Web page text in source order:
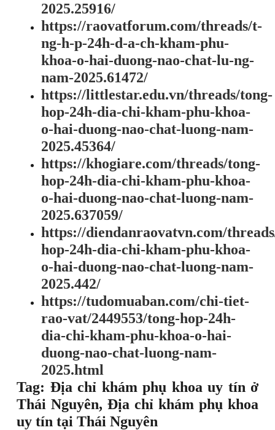
2025.25916/
https://raovatforum.com/threads/t-
ng-h-p-24h-d-a-ch-kham-phu-
khoa-o-hai-duong-nao-chat-lu-ng-
nam-2025.61472/
https://littlestar.edu.vn/threads/tong-
hop-24h-dia-chi-kham-phu-khoa-
o-hai-duong-nao-chat-luong-nam-
2025.45364/
https://khogiare.com/threads/tong-
hop-24h-dia-chi-kham-phu-khoa-
o-hai-duong-nao-chat-luong-nam-
2025.637059/
https://diendanraovatvn.com/
hop-24h-dia-chi-kham-phu-khoa-
o-hai-duong-nao-chat-luong-nam-
2025.442/
https://tudomuaban.com/chi-tiet-
rao-vat/2449553/tong-hop-24h-
dia-chi-kham-phu-khoa-o-hai-
duong-nao-chat-luong-nam-
2025.html
Tag: Địa chỉ khám phụ khoa uy tín ở
Thái Nguyên, Địa chỉ khám phụ khoa
uy tín tại Thái Nguyên